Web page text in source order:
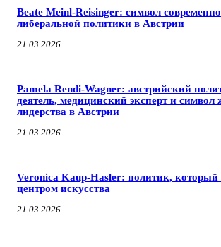
Beate Meinl-Reisinger: символ
либеральной политики в Австрии
21.03.2026
Pamela Rendi-Wagner: австрийский
деятель, медицинский эксперт и символ
лидерства в Австрии
21.03.2026
Veronica Kaup-Hasler: политик, который
центром искусства
21.03.2026